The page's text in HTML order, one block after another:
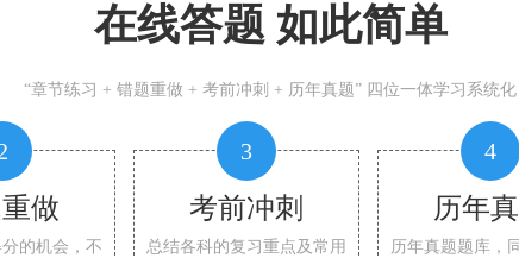
在线答题 如此简单
“章节练习 + 错题重做 + 考前冲刺 + 历年真题” 四位一体学习系统化
做
的机会，不
3
考前冲刺
总结各科的复习重点及常用
4
历年
历年真题题库，